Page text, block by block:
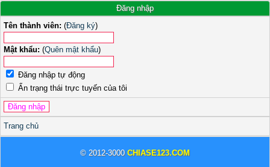
Đăng nhập
Tên thành viên: (Đăng ký)
Mật khẩu: (Quên mật khẩu)
Đăng nhập tự động
Ẩn trạng thái trực tuyến của tôi
Trang chủ
© 2012-3000 CHIASE123.COM